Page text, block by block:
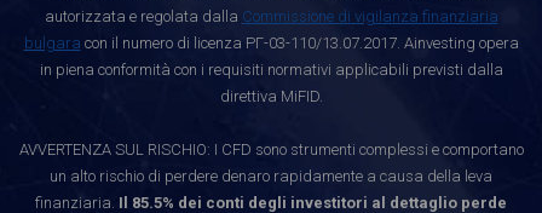
autorizzata e regolata dalla Commissione di vigilanza finanziaria
bulgara con il numero di licenza РГ-03-110/13.07.2017. Ainvesting opera
in piena conformità con i requisiti normativi applicabili previsti dalla
direttiva MiFID.
AVVERTENZA SUL RISCHIO: I CFD sono strumenti complessi e comportano
un alto rischio di perdere denaro rapidamente a causa della leva
finanziaria. Il 85.5% dei conti degli investitori al dettaglio perde